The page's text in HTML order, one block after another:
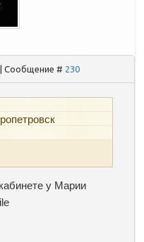
| Сообщение # 230
у Марии